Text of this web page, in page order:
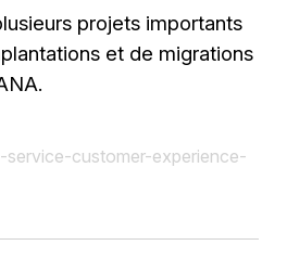
projets importants
et de migrations